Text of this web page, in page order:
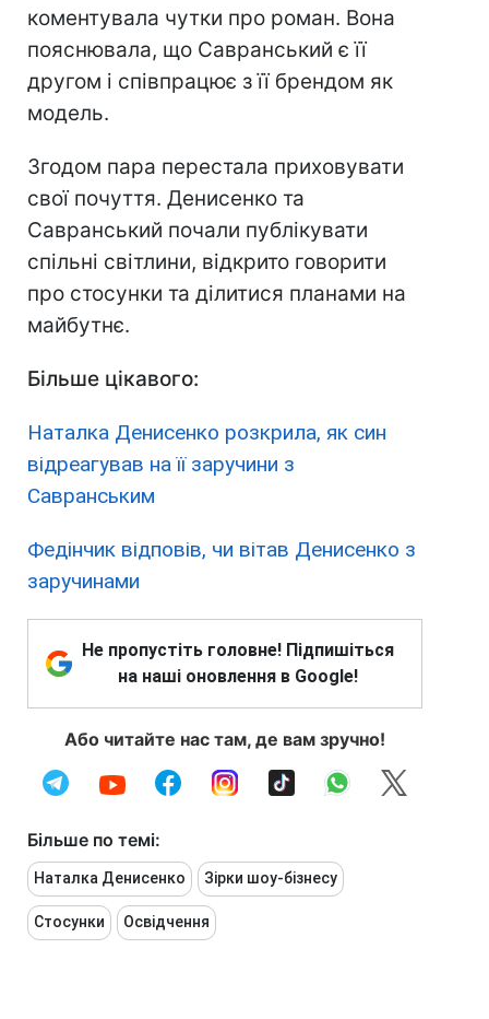
коментувала чутки про роман. Вона
пояснювала, що Савранський є її
другом і співпрацює з її брендом як
модель.
Згодом пара перестала приховувати
свої почуття. Денисенко та
Савранський почали публікувати
спільні світлини, відкрито говорити
про стосунки та ділитися планами на
майбутнє.
Більше цікавого:
Наталка Денисенко розкрила, як син
відреагував на її заручини з
Савранським
Федінчик відповів, чи вітав Денисенко з
заручинами
Не пропустіть головне! Підпишіться
на наші оновлення в Google!
Або читайте нас там, де вам зручно!
Більше по темі:
Наталка Денисенко Зірки шоу-бізнесу
Стосунки Освідчення